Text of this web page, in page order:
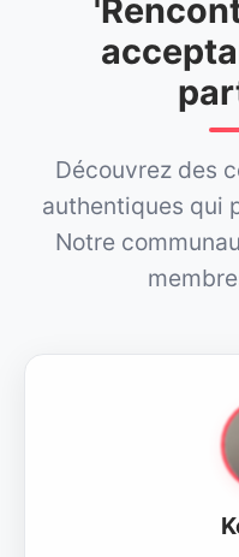
Découvrez des
authentiques qui
Notre